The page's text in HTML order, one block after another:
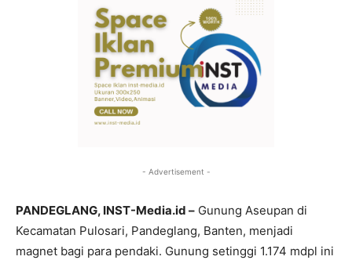
- Advertisement -
PANDEGLANG, INST-Media.id – Gunung Aseupan di
Kecamatan Pulosari, Pandeglang, Banten, menjadi
magnet bagi para pendaki. Gunung setinggi 1.174 mdpl ini